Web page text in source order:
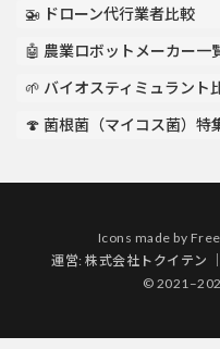
🚁 ドローン代行業者比較
🤖 農業ロボットメーカー一
🌱 バイオスティミュラント
🍄 菌根菌（マイコス菌）特
Icons made by
運営:株式会社トクイテン
©